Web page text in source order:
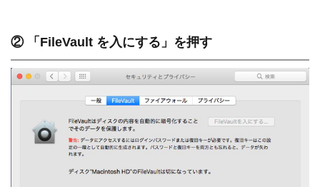
② 「FileVault を入にする」を押す